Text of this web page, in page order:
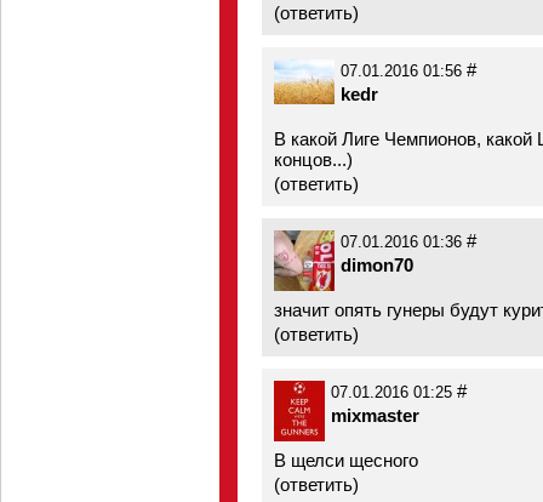
(ответить)
07.01.2016 01:56 #
kedr
В какой Лиге Чемпионов,
концов...)
(ответить)
07.01.2016 01:36 #
dimon70
значит опять гунеры будут
(ответить)
07.01.2016 01:25 #
mixmaster
В щелси щесного
(ответить)